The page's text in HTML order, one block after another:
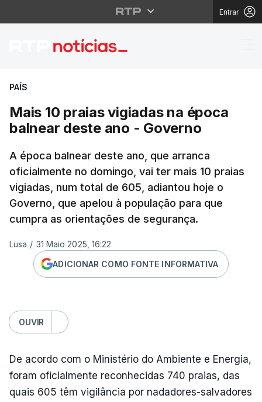
Entrar
Mais 10 praias
PAÍS
Mais 10 praias vigiadas na época
balnear deste ano - Governo
A época balnear deste ano, que arranca
oficialmente no domingo, vai ter mais 10 praias
vigiadas, num total de 605, adiantou hoje o
Governo, que apelou à população para que
cumpra as orientações de segurança.
Lusa / 31 Maio 2025, 16:22
ADICIONAR COMO FONTE INFORMATIVA
OUVIR
De acordo com o Ministério do Ambiente e Energia,
foram oficialmente reconhecidas 740 praias, das
quais 605 têm vigilância por nadadores-salvadores